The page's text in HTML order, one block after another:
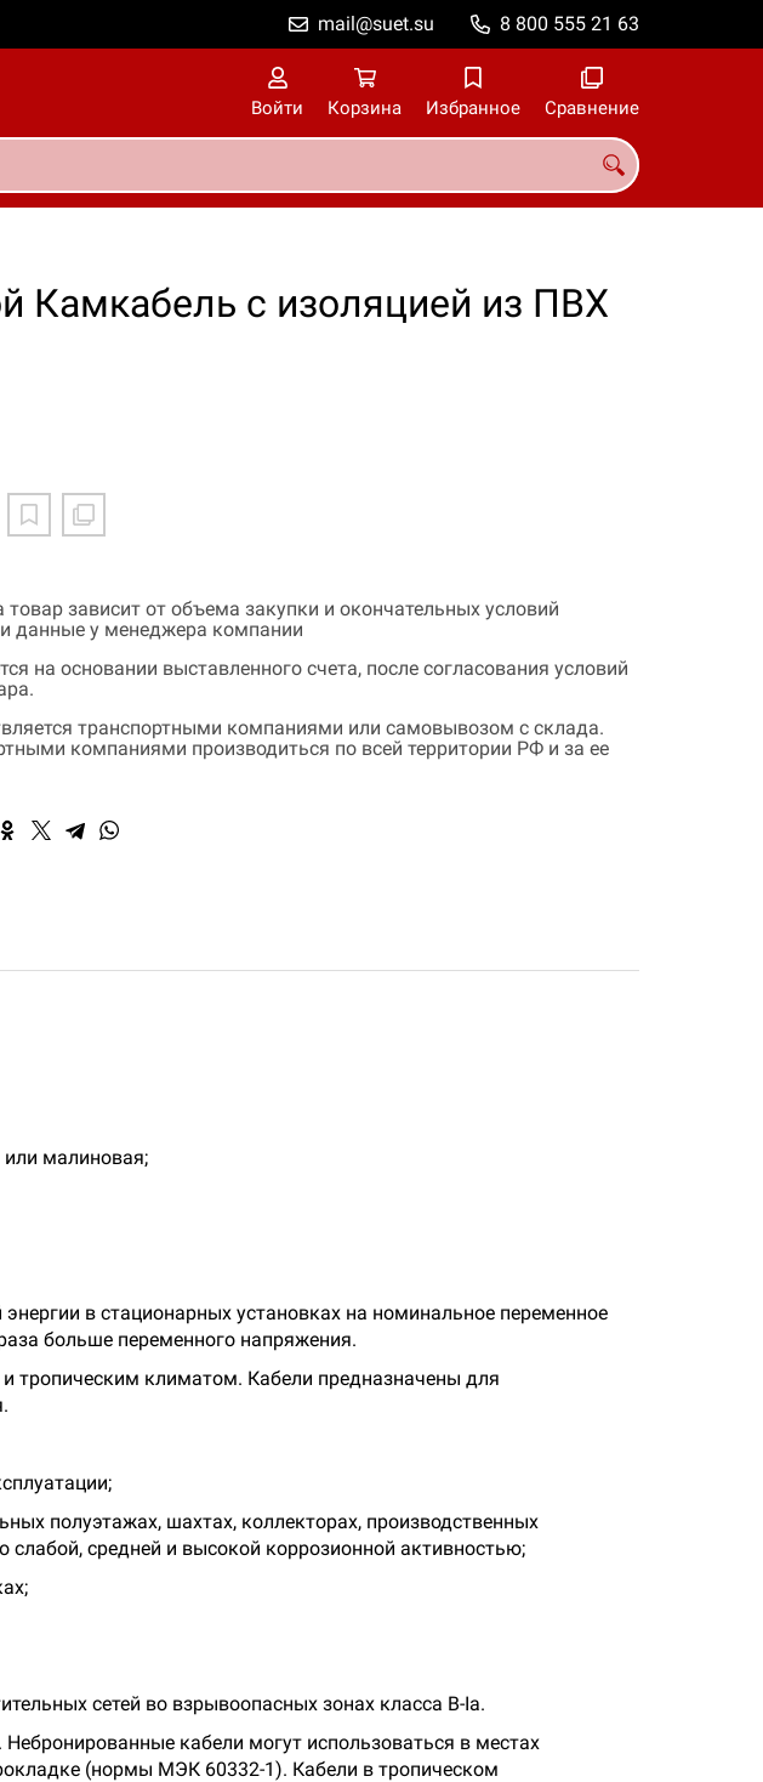
8 800 555 21 63
mail@suet.su
Войти Корзина Избранное Сравнение
Камкабель с изоляцией из ПВХ
товар зависит от объема закупки и окончательных условий
данные у менеджера компании
на основании выставленного счета, после согласования условий
транспортными компаниями или самовывозом с склада.
компаниями производиться по всей территории РФ и за ее
или малиновая;
в стационарных установках на номинальное переменное
больше переменного напряжения.
тропическим климатом. Кабели предназначены для
полуэтажах, шахтах, коллекторах, производственных
средней и высокой коррозионной активностью;
сетей во взрывоопасных зонах класса В-Iа.
кабели могут использоваться в местах
(нормы МЭК 60332-1). Кабели в тропическом